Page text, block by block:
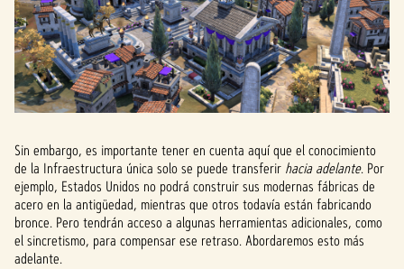
Sin embargo, es importante tener en cuenta aquí que el conocimiento
de la Infraestructura única solo se puede transferir hacia adelante. Por
ejemplo, Estados Unidos no podrá construir sus modernas fábricas de
acero en la antigüedad, mientras que otros todavía están fabricando
bronce. Pero tendrán acceso a algunas herramientas adicionales, como
el sincretismo, para compensar ese retraso. Abordaremos esto más
adelante.